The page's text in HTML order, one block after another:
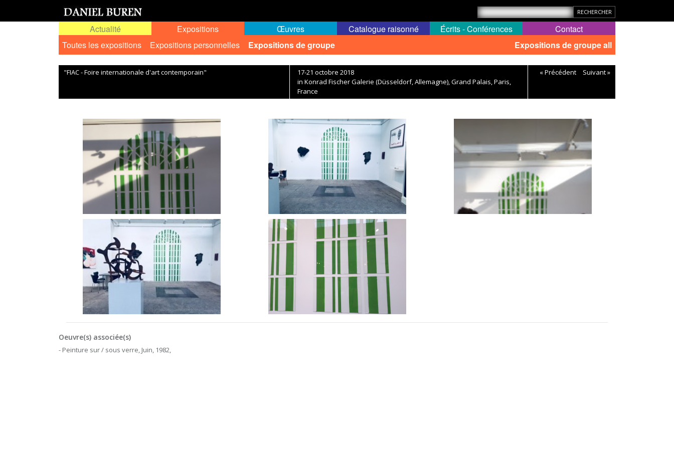
Actualité
Expositions
Toutes les expositions
Expositions personnelles Expositions de groupe Expositions de groupe all
Œuvres Catalogue raisonné Écrits - Conférences Contact
"FIAC - Foire internationale d'art contemporain"
17-21 octobre 2018
in Konrad Fischer Galerie (Düsseldorf, Allemagne), Grand Palais, Paris,
France
« Précédent Suivant »
Oeuvre(s) associée(s)
- Peinture sur / sous verre, Juin, 1982,